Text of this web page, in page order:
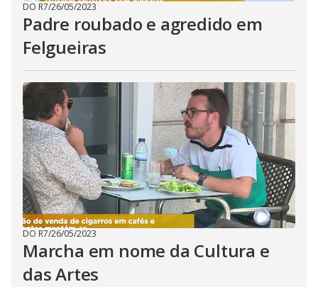
DO R7/26/05/2023
Padre roubado e agredido em
Felgueiras
DO R7/26/05/2023
Marcha em nome da Cultura e
das Artes